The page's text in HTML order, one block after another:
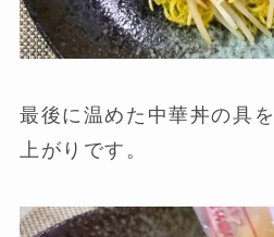
最後に温めた中華丼の具
上がりです。